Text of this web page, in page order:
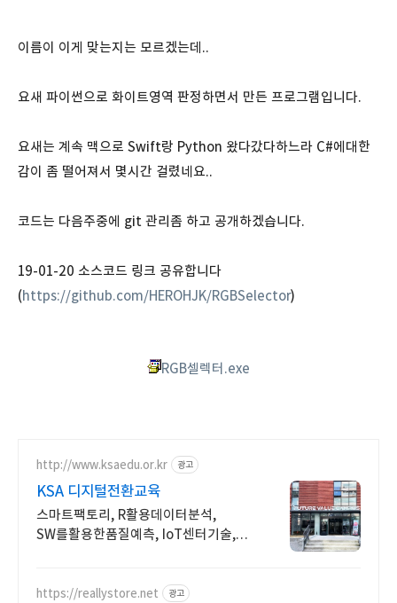
이름이 이게 맞는지는 모르겠는데..
요새 파이썬으로 화이트영역 판정하면서 만든 프로그램입니다.
요새는 계속 맥으로 Swift랑 Python 왔다갔다하느라 C#에대한
감이 좀 떨어져서 몇시간 걸렸네요..
코드는 다음주중에 git 관리좀 하고 공개하겠습니다.
19-01-20 소스코드 링크 공유합니다
(https://github.com/HEROHJK/RGBSelector)
RGB셀렉터.exe
http://www.ksaedu.or.kr 광고
KSA 디지털전환교육
스마트팩토리, R활용데이터분석,
SW를활용한품질예측, IoT센터기술,
https://reallystore.net 광고